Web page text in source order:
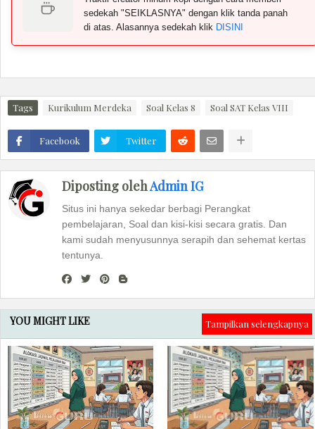
sedekah "SEIKLASNYA" dengan klik tanda panah
di atas. Alasannya sedekah klik DISINI
Tags Kurikulum Merdeka Soal Kelas 8 Soal SAT Kelas VIII
Facebook Twitter
Diposting olehAdmin IG
Situs ini hanya sekedar berbagi Perangkat
pembelajaran, Soal dan kisi-kisi secara gratis. Dan
kami sudah menyusunnya serapih dan sehemat kertas
tentunya.
YOU MIGHT LIKE Tampilkan selengkapnya